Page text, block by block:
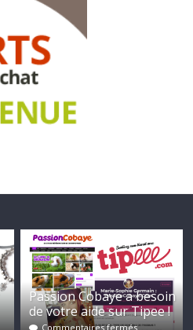
Passion Cobaye a besoin
de votre aide sur Tipee !
Commentaires fermés